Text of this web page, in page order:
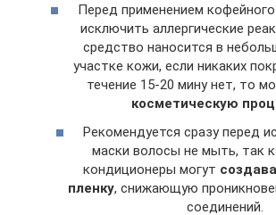
Перед применением
исключить аллергические
средство наносится в
участке кожи, если никаких
течение 15-20 мину нет, то
косметическую
Рекомендуется сразу перед
маски волосы не мыть, так
кондиционеры могут
пленку, снижающую
соединений.